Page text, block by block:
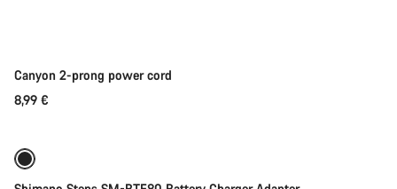
Canyon 2-prong power cord
8,99 €